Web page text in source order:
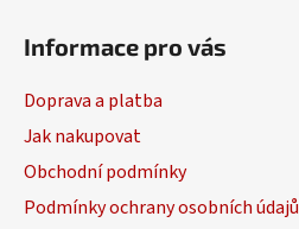
Informace pro vás
Doprava a platba
Jak nakupovat
Obchodní podmínky
Podmínky ochrany osobních údajů